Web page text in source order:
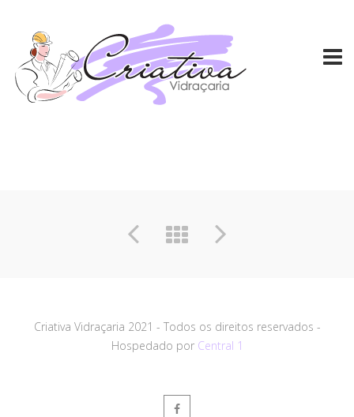
Criativa Vidraçaria 2021 - Todos os direitos reservados -
Hospedado por Central 1